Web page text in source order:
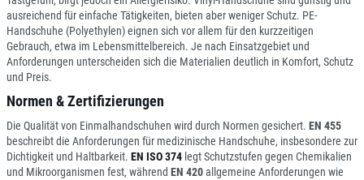
ausreichend für einfache Tätigkeiten, bieten aber weniger Schutz. PE-
Handschuhe (Polyethylen) eignen sich vor allem für den kurzzeitigen
Gebrauch, etwa im Lebensmittelbereich. Je nach Einsatzgebiet und
Anforderungen unterscheiden sich die Materialien deutlich in Komfort, Schutz
und Preis.
Normen & Zertifizierungen
Die Qualität von Einmalhandschuhen wird durch Normen gesichert. EN 455
beschreibt die Anforderungen für medizinische Handschuhe, insbesondere zur
Dichtigkeit und Haltbarkeit. EN ISO 374legt Schutzstufen gegen Chemikalien
und Mikroorganismen fest, während EN 420allgemeine Anforderungen wie